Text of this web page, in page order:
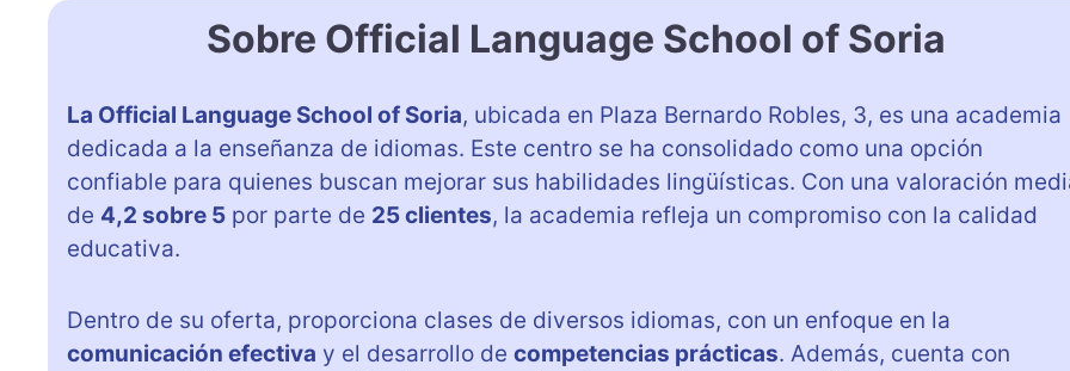
Sobre Official Language School of Soria
La Official Language School of Soria, ubicada en Plaza Bernardo Robles, 3, es una academia
dedicada a la enseñanza de idiomas. Este centro se ha consolidado como una opción
confiable para quienes buscan mejorar sus habilidades lingüísticas. Con una valoración
de 4,2 sobre 5 por parte de 25 clientes, la academia refleja un compromiso con la calidad
educativa.
Dentro de su oferta, proporciona clases de diversos idiomas, con un enfoque en la
comunicación efectiva y el desarrollo de competencias prácticas. Además, cuenta con